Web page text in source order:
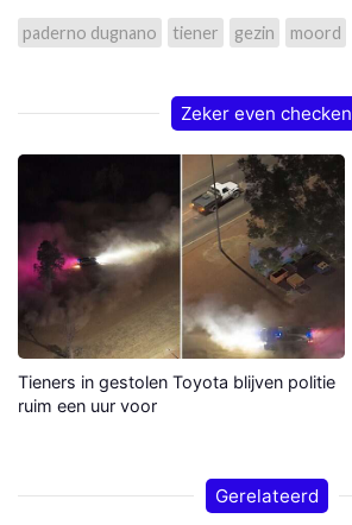
paderno dugnano tiener gezin moord
Zeker even checken
Tieners in gestolen Toyota blijven politie
ruim een uur voor
Gerelateerd